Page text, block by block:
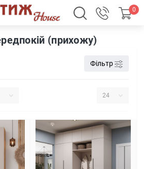
0
Комплекти в передпокій (прихожу)
(прихожу)
Фільтр